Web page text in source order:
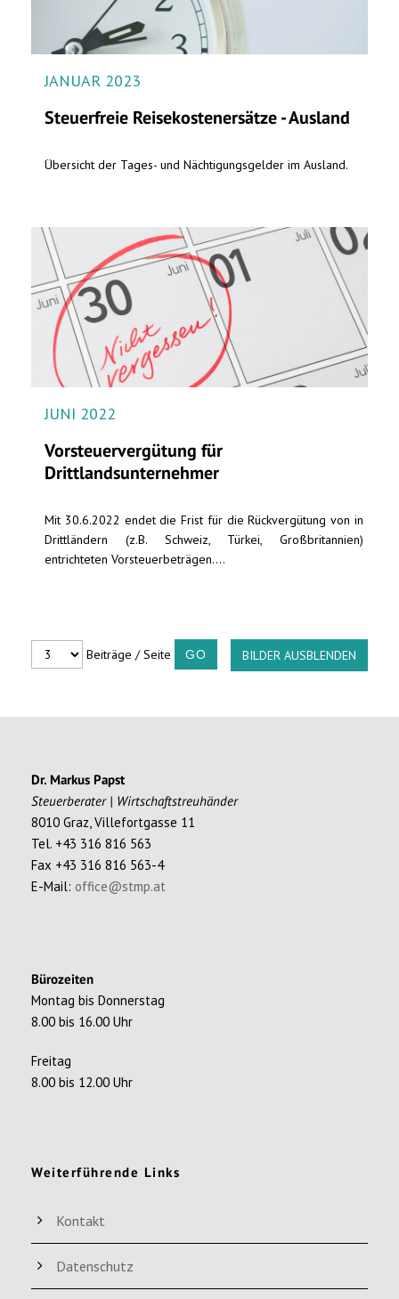
JANUAR 2023
Steuerfreie Reisekostenersätze - Ausland
Übersicht der Tages- und Nächtigungsgelder im Ausland.
JUNI 2022
Vorsteuervergütung für
Drittlandsunternehmer
Mit 30.6.2022 endet die Frist für die Rückvergütung von in
Drittländern (z.B. Schweiz, Türkei, Großbritannien)
entrichteten Vorsteuerbeträgen....
Beiträge / Seite BILDER AUSBLENDEN
Dr. Markus Papst
Steuerberater | Wirtschaftstreuhänder
8010 Graz, Villefortgasse 11
Tel. +43 316 816 563
Fax +43 316 816 563-4
E-Mail: office@stmp.at
Bürozeiten
Montag bis Donnerstag
8.00 bis 16.00 Uhr
Freitag
8.00 bis 12.00 Uhr
Weiterführende Links
Kontakt
Datenschutz